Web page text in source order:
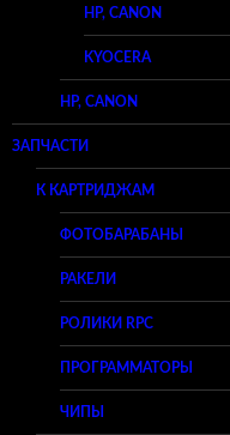
HP, CANON
KYOCERA
HP, CANON
ЗАПЧАСТИ
К КАРТРИДЖАМ
ФОТОБАРАБАНЫ
РАКЕЛИ
РОЛИКИ RPC
ПРОГРАММАТОРЫ
ЧИПЫ